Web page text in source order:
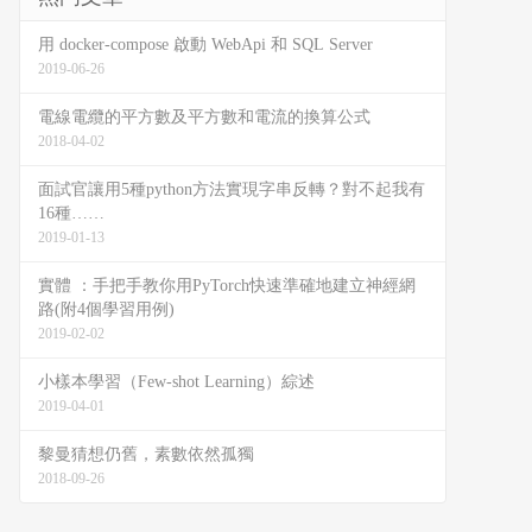
用 docker-compose 啟動 WebApi 和 SQL Server
2019-06-26
電線電纜的平方數及平方數和電流的換算公式
2018-04-02
面試官讓用5種python方法實現字串反轉？對不起我有
16種……
2019-01-13
實體 ：手把手教你用PyTorch快速準確地建立神經網
路(附4個學習用例)
2019-02-02
小樣本學習（Few-shot Learning）綜述
2019-04-01
黎曼猜想仍舊，素數依然孤獨
2018-09-26